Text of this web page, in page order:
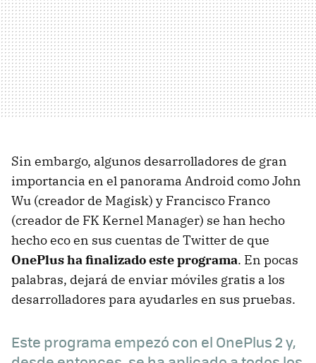
Sin embargo, algunos desarrolladores de gran
importancia en el panorama Android como John
Wu (creador de Magisk) y Francisco Franco
(creador de FK Kernel Manager) se han hecho
hecho eco en sus cuentas de Twitter de que
OnePlus ha finalizado este programa. En pocas
palabras, dejará de enviar móviles gratis a los
desarrolladores para ayudarles en sus pruebas.
Este programa empezó con el OnePlus 2 y,